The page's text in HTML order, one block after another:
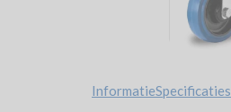
InformatieSpecificaties